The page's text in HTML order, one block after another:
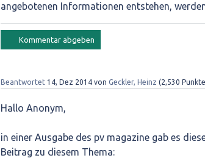
angebotenen Informationen entstehen,
Beantwortet 14, Dez 2014 von Geckler, Heinz (2,530
Hallo Anonym,
in einer Ausgabe des pv magazine gab es
Beitrag zu diesem Thema: